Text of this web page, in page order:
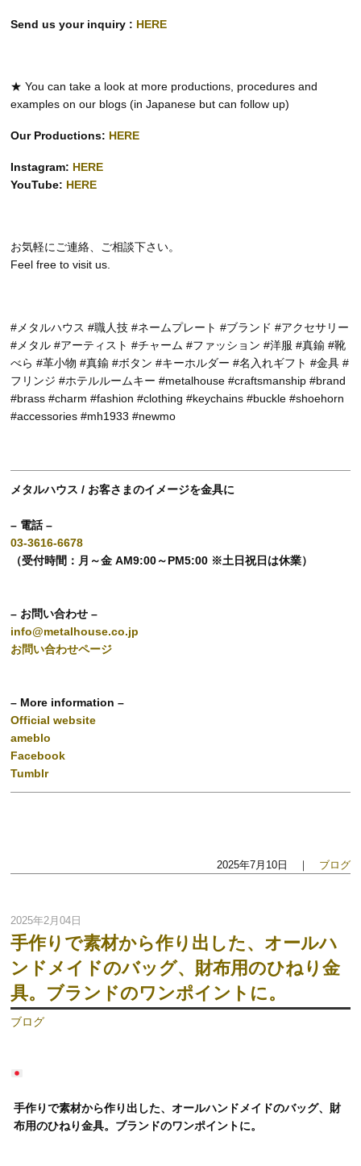
Send us your inquiry : HERE
★ You can take a look at more productions, procedures and
examples on our blogs (in Japanese but can follow up)
Our Productions: HERE
Instagram: HERE
YouTube: HERE
お気軽にご連絡、ご相談下さい。
Feel free to visit us.
#メタルハウス #職人技 #ネームプレート #ブランド #アクセサリー
#メタル #アーティスト #チャーム #ファッション #洋服 #真鍮 #靴
べら #革小物 #真鍮 #ボタン #キーホルダー #名入れギフト #金具 #
フリンジ #ホテルルームキー #metalhouse #craftsmanship #brand
#brass #charm #fashion #clothing #keychains #buckle #shoehorn
#accessories #mh1933 #newmo
メタルハウス / お客さまのイメージを金具に
– 電話 –
03-3616-6678
（受付時間：月～金 AM9:00～PM5:00 ※土日祝日は休業）
– お問い合わせ –
info@metalhouse.co.jp
お問い合わせページ
– More information –
Official website
ameblo
Facebook
Tumblr
2025年7月10日 ｜ ブログ
2025年2月04日
手作りで素材から作り出した、オールハ
ンドメイドのバッグ、財布用のひねり金
具。ブランドのワンポイントに。
ブログ
手作りで素材から作り出した、オールハンドメイドのバッグ、財
布用のひねり金具。ブランドのワンポイントに。